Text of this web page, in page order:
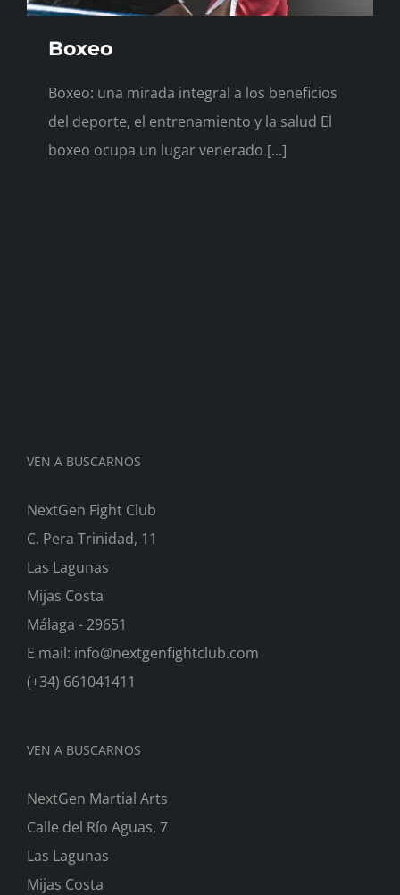
Boxeo
Boxeo: una mirada integral a los beneficios
del deporte, el entrenamiento y la salud El
boxeo ocupa un lugar venerado [...]
VEN A BUSCARNOS
NextGen Fight Club
C. Pera Trinidad, 11
Las Lagunas
Mijas Costa
Málaga - 29651
E mail: info@nextgenfightclub.com
(+34) 661041411
VEN A BUSCARNOS
NextGen Martial Arts
Calle del Río Aguas, 7
Las Lagunas
Mijas Costa